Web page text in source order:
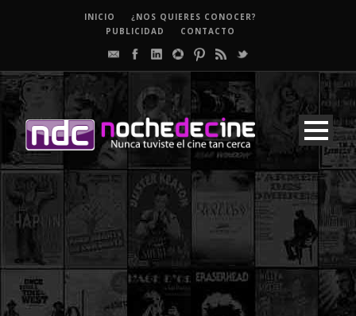
INICIO
¿NOS QUIERES CONOCER?
PUBLICIDAD
CONTACTO